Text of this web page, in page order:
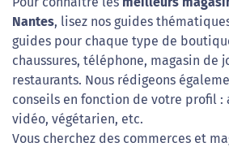
Nantes, lisez nos guides
guides pour chaque type de
chaussures, téléphone, magasin de
restaurants. Nous rédigeons
conseils en fonction de votre profil :
vidéo, végétarien, etc.
Vous cherchez des commerces et